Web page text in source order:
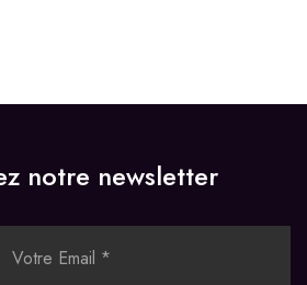
notre newsletter